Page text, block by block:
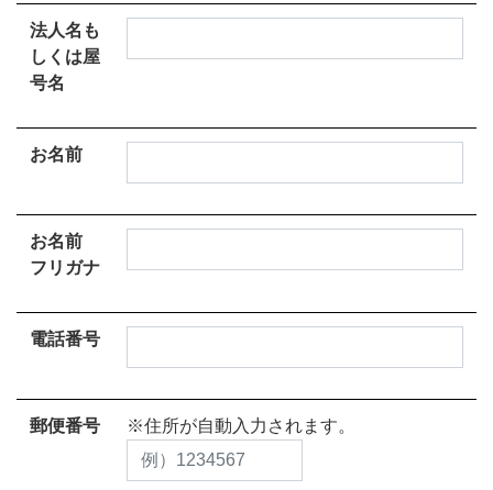
法人名も
しくは屋
号名
お名前
お名前
フリガナ
電話番号
郵便番号 ※住所が自動入力されます。